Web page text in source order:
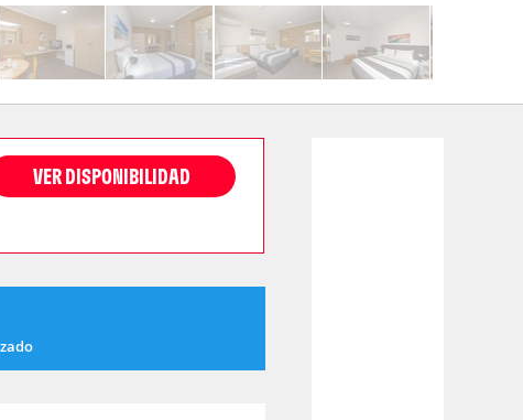
VER DISPONIBILIDAD